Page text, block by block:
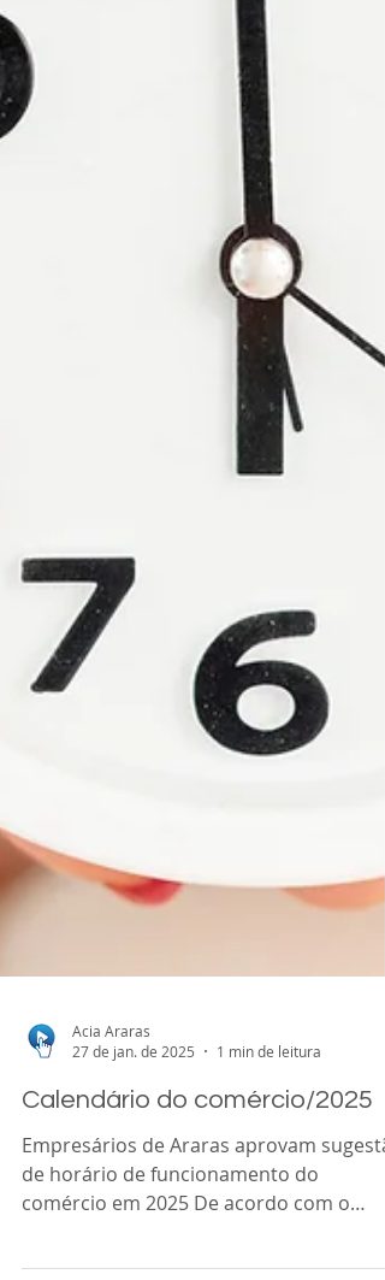
27 de jan. de 2025
1 min de leitura
Calendário do comércio/2025
Empresários de Araras aprovam